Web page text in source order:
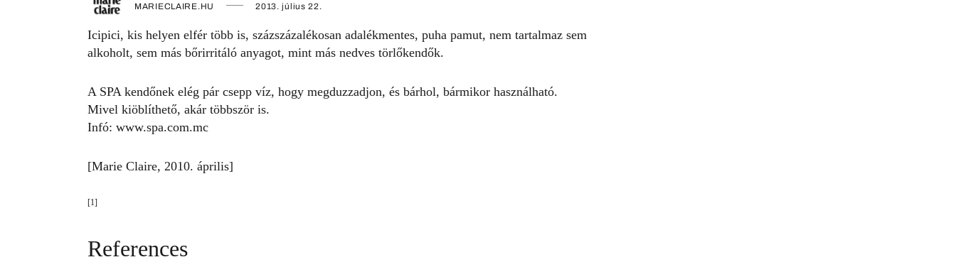
MARIECLAIRE.HU 2013. július 22.
Icipici, kis helyen elfér több is, százszázalékosan adalékmentes, puha pamut, nem tartalmaz sem
alkoholt, sem más bőrirritáló anyagot, mint más nedves törlőkendők.
A SPA kendőnek elég pár csepp víz, hogy megduzzadjon, és bárhol, bármikor használható.
Mivel kiöblíthető, akár többször is.
Infó: www.spa.com.mc
[Marie Claire, 2010. április]
[1]
References